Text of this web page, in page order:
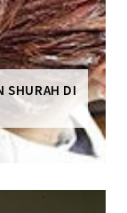
SHURAH DI